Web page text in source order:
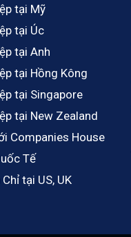
tại Mỹ
tại Úc
tại Anh
tại Hồng Kông
tại Singapore
tại New Zealand
Companies House
Tế
tại US, UK